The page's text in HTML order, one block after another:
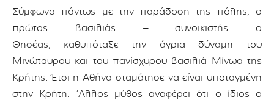
Σύμφωνα πάντως με την παράδοση της πόλης, ο
πρώτος βασιλιάς – συνοικιστής ο
Θησέας, καθυπόταξε την άγρια δύναμη του
Μινώταυρου και του πανίσχυρου βασιλιά Μίνωα της
Κρήτης. Έτσι η Αθήνα σταμάτησε να είναι υποταγμένη
στην Κρήτη. ‘Αλλος μύθος αναφέρει ότι ο ίδιος ο